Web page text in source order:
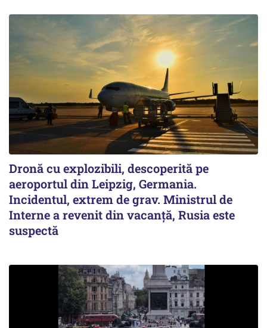
Dronă cu explozibili, descoperită pe
aeroportul din Leipzig, Germania.
Incidentul, extrem de grav. Ministrul de
Interne a revenit din vacanță, Rusia este
suspectă